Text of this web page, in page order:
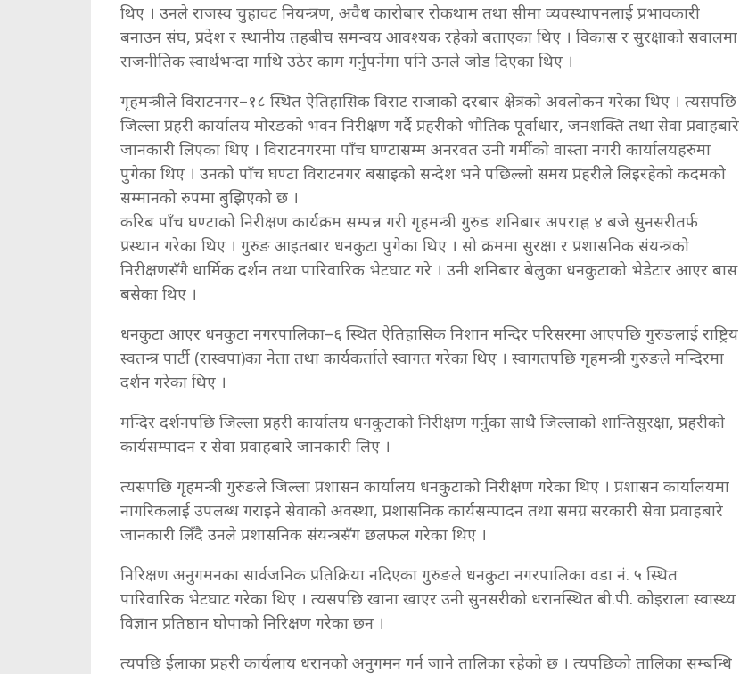
थिए । उनले राजस्व चुहावट नियन्त्रण, अवैध कारोबार रोकथाम तथा सीमा व्यवस्थापनलाई प्रभावकारी
बनाउन संघ, प्रदेश र स्थानीय तहबीच समन्वय आवश्यक रहेको बताएका थिए । विकास र सुरक्षाको सवालमा
राजनीतिक स्वार्थभन्दा माथि उठेर काम गर्नुपर्नेमा पनि उनले जोड दिएका थिए ।
गृहमन्त्रीले विराटनगर–१८ स्थित ऐतिहासिक विराट राजाको दरबार क्षेत्रको अवलोकन गरेका थिए । त्यसपछि
जिल्ला प्रहरी कार्यालय मोरङको भवन निरीक्षण गर्दै प्रहरीको भौतिक पूर्वाधार, जनशक्ति तथा सेवा प्रवाहबारे
जानकारी लिएका थिए । विराटनगरमा पाँच घण्टासम्म अनरवत उनी गर्मीको वास्ता नगरी कार्यालयहरुमा
पुगेका थिए । उनको पाँच घण्टा विराटनगर बसाइको सन्देश भने पछिल्लो समय प्रहरीले लिइरहेको कदमको
सम्मानको रुपमा बुझिएको छ ।
करिब पाँच घण्टाको निरीक्षण कार्यक्रम सम्पन्न गरी गृहमन्त्री गुरुङ शनिबार अपराह्न ४ बजे सुनसरीतर्फ
प्रस्थान गरेका थिए । गुरुङ आइतबार धनकुटा पुगेका थिए । सो क्रममा सुरक्षा र प्रशासनिक संयन्त्रको
निरीक्षणसँगै धार्मिक दर्शन तथा पारिवारिक भेटघाट गरे । उनी शनिबार बेलुका धनकुटाको भेडेटार आएर बास
बसेका थिए ।
धनकुटा आएर धनकुटा नगरपालिका–६ स्थित ऐतिहासिक निशान मन्दिर परिसरमा आएपछि गुरुङलाई राष्ट्रिय
स्वतन्त्र पार्टी (रास्वपा)का नेता तथा कार्यकर्ताले स्वागत गरेका थिए । स्वागतपछि गृहमन्त्री गुरुङले मन्दिरमा
दर्शन गरेका थिए ।
मन्दिर दर्शनपछि जिल्ला प्रहरी कार्यालय धनकुटाको निरीक्षण गर्नुका साथै जिल्लाको शान्तिसुरक्षा, प्रहरीको
कार्यसम्पादन र सेवा प्रवाहबारे जानकारी लिए ।
त्यसपछि गृहमन्त्री गुरुङले जिल्ला प्रशासन कार्यालय धनकुटाको निरीक्षण गरेका थिए । प्रशासन कार्यालयमा
नागरिकलाई उपलब्ध गराइने सेवाको अवस्था, प्रशासनिक कार्यसम्पादन तथा समग्र सरकारी सेवा प्रवाहबारे
जानकारी लिँदै उनले प्रशासनिक संयन्त्रसँग छलफल गरेका थिए ।
निरिक्षण अनुगमनका सार्वजनिक प्रतिक्रिया नदिएका गुरुङले धनकुटा नगरपालिका वडा नं. ५ स्थित
पारिवारिक भेटघाट गरेका थिए । त्यसपछि खाना खाएर उनी सुनसरीको धरानस्थित बी.पी. कोइराला स्वास्थ्य
विज्ञान प्रतिष्ठान घोपाको निरिक्षण गरेका छन ।
त्यपछि ईलाका प्रहरी कार्यलाय धरानको अनुगमन गर्न जाने तालिका रहेको छ । त्यपछिको तालिका सम्बन्धि